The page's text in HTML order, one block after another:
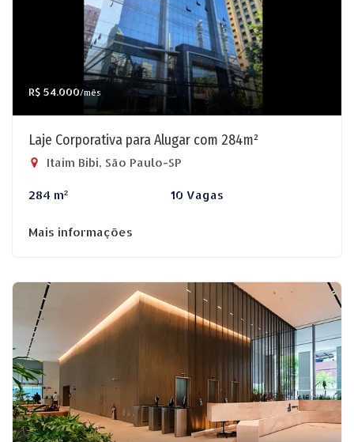
R$ 54.000/mês
Laje Corporativa para Alugar com 284m²
Itaim Bibi, São Paulo-SP
284 m² 10 Vagas
Mais informações